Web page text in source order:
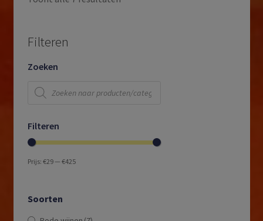
Filteren
Zoeken
Producten
zoeken
Filteren
Prijs: €29— €425
Soorten